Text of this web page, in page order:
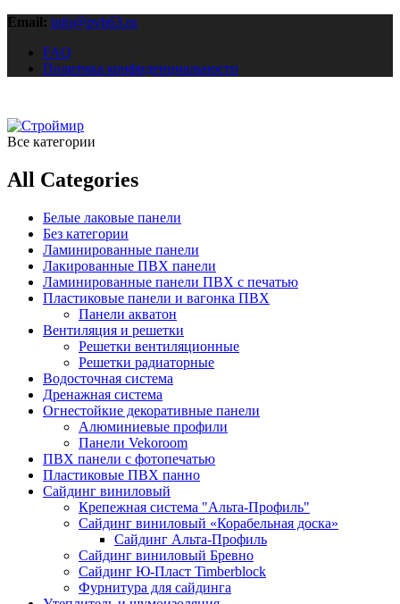
Email: info@pvh63.ru
FAQ
Политика конфиденциальности
Все категории
All Categories
Белые лаковые панели
Без категории
Ламинированные панели
Лакированные ПВХ панели
Ламинированные панели ПВХ с печатью
Пластиковые панели и вагонка ПВХ
Панели акватон
Вентиляция и решетки
Решетки вентиляционные
Решетки радиаторные
Водосточная система
Дренажная система
Огнестойкие декоративные панели
Алюминиевые профили
Панели Vekoroom
ПВХ панели с фотопечатью
Пластиковые ПВХ панно
Сайдинг виниловый
Крепежная система "Альта-Профиль"
Сайдинг виниловый «Корабельная доска»
Сайдинг Альта-Профиль
Сайдинг виниловый Бревно
Сайдинг Ю-Пласт Timberblock
Фурнитура для сайдинга